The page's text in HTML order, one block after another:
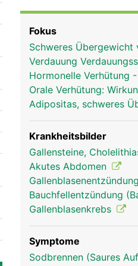
Dünndarm übertritt,
auch direkt von der
lebensnotwendiges
Fokus
Schweres Übergewicht
Verdauung
Hormonelle Verhütung
Orale Verhütung:
Adipositas, schweres
Krankheitsbilder
Gallensteine,
Akutes Abdomen
Bauchfellentzündung
Gallenblasenkrebs
Symptome
Sodbrennen (Saures